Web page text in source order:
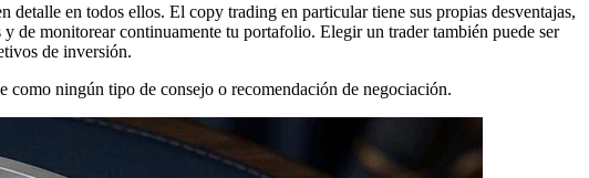
en todos ellos. El copy trading en particular tiene sus propias desventajas,
de monitorear continuamente tu portafolio. Elegir un trader también puede ser
de inversión.
como ningún tipo de consejo o recomendación de negociación.